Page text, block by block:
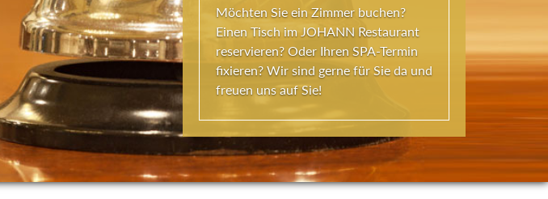
Möchten Sie ein Zimmer buchen?
Einen Tisch im JOHANN Restaurant
reservieren? Oder Ihren SPA-Termin
fixieren? Wir sind gerne für Sie da und
freuen uns auf Sie!